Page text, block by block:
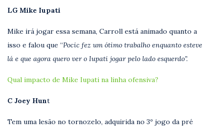
LG Mike Iupati
Mike irá jogar essa semana, Carroll está animado quanto a
isso e falou que “Pocic fez um ótimo trabalho enquanto esteve
lá e que agora quero ver o Iupati jogar pelo lado esquerdo”.
Qual impacto de Mike Iupati na linha ofensiva?
C Joey Hunt
Tem uma lesão no tornozelo, adquirida no 3º jogo da pré